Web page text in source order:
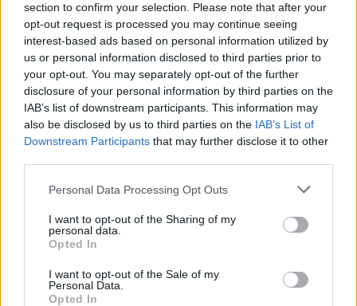
section to confirm your selection. Please note that after your
opt-out request is processed you may continue seeing
interest-based ads based on personal information utilized by
us or personal information disclosed to third parties prior to
your opt-out. You may separately opt-out of the further
disclosure of your personal information by third parties on the
IAB’s list of downstream participants. This information may
also be disclosed by us to third parties on the IAB’s List of
Downstream Participants that may further disclose it to other
Please note that this website/app uses one or more Google
not limited to your visit or usage behaviour. You may click to
grant or deny consent to Google and its third-party tags to
use your data for below specified purposes in below Google
consent section.
Personal Data Processing Opt Outs
I want to opt-out of the Sharing of my
personal data.
Opted In
I want to opt-out of the Sale of my
Personal Data.
Opted In
„Jó látni, hogy közel az álom” – Camara az F1-es
pletykákról